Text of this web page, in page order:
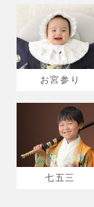
お宮参り
七五三